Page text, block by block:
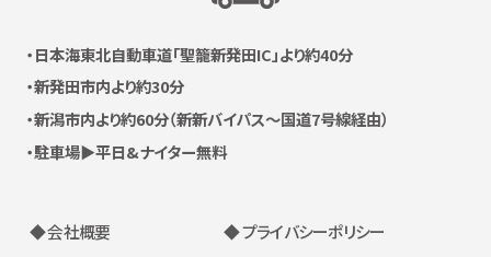
日本海東北自動車道「聖籠新発田IC」より約40分
新発田市内より約30分
新潟市内より約60分（新新バイパス〜国道7号線経由）
駐車場▶平日&ナイター無料
◆ 会社概要
◆ プライバシーポリシー